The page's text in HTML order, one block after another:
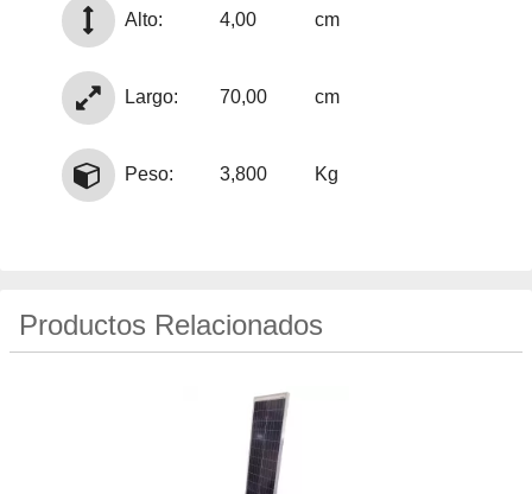
Alto: 4,00 cm
Largo: 70,00 cm
Peso: 3,800 Kg
Productos Relacionados